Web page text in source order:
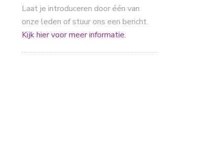
Laat je introduceren door één van
onze leden of stuur ons een bericht.
Kijk hier voor meer informatie.